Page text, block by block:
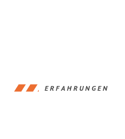
ERFAHRUNGEN